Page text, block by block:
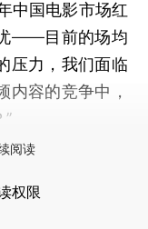
中国电影市场红
——目前的场均
压力，我们面临
内容的竞争中，
阅读
权限